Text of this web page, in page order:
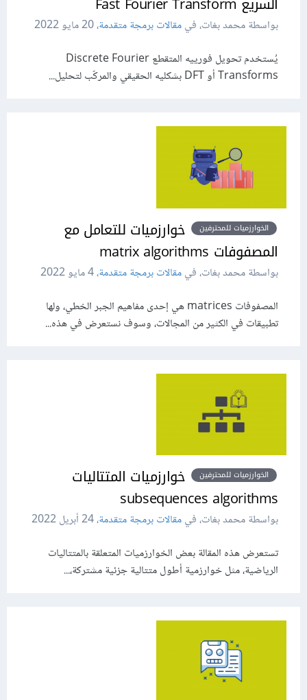
بواسطة محمد بغات، فيمقالات برمجة متقدمة،20 مايو 2022
يُستخدم تحويل فورييه المتقطع Discrete Fourier
Transforms أو DFT بشكليه الحقيقي والمركّب لتحليل...
الخوارزميات للمحترفين
خوارزميات للتعامل مع
المصفوفات matrix algorithms
بواسطة محمد بغات، فيمقالات برمجة متقدمة،4 مايو 2022
المصفوفات matrices هي إحدى مفاهيم الجبر الخطي، ولها
تطبيقات في الكثير من المجالات، وسوف نستعرض في هذه...
الخوارزميات للمحترفين
خوارزميات المتتاليات
subsequences algorithms
بواسطة محمد بغات، فيمقالات برمجة متقدمة،24 أبريل 2022
تستعرض هذه المقالة بعض الخوارزميات المتعلقة بالمتتاليات
الرياضية، مثل خوارزمية أطول متتالية جزئية مشتركة،...